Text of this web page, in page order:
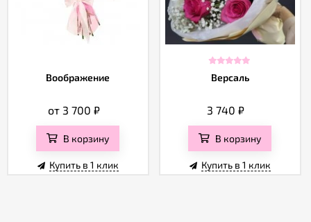
Воображение
от 3 700 ₽
В корзину
Купить в 1 клик
Версаль
3 740₽
В корзину
Купить в 1 клик